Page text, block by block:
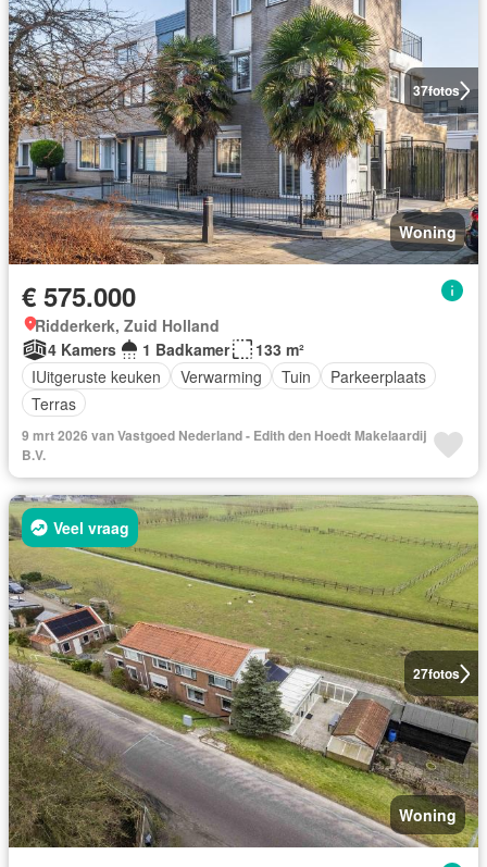
37fotos
Woning
€ 575.000
Ridderkerk, Zuid Holland
4 Kamers
1 Badkamer
133 m²
IUitgeruste keuken
Verwarming Tuin
Parkeerplaats
Terras
9 mrt 2026 van Vastgoed Nederland - Edith den Hoedt Makelaardij
B.V.
27fotos
Veel vraag
Woning